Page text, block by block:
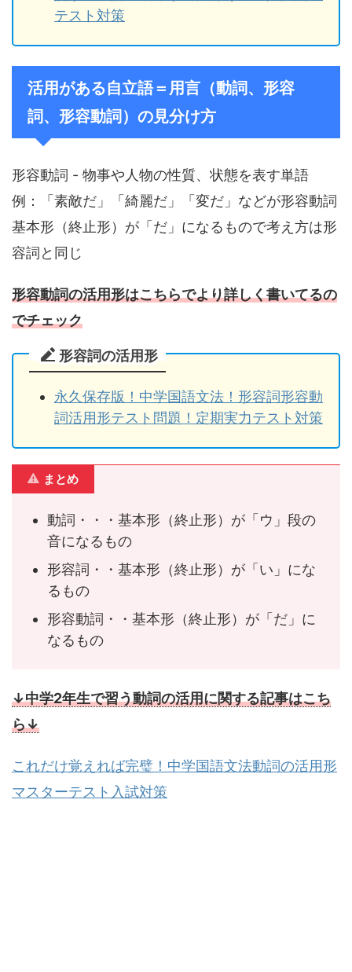
テスト対策
活用がある自立語＝用言（動詞、形容
詞、形容動詞）の見分け方
形容動詞 - 物事や人物の性質、状態を表す単語
例：「素敵だ」「綺麗だ」「変だ」などが形容動詞
基本形（終止形）が「だ」になるもので考え方は形
容詞と同じ
形容動詞の活用形はこちらでより詳しく書いてるの
でチェック
形容詞の活用形
永久保存版！中学国語文法！形容詞形容動
詞活用形テスト問題！定期実力テスト対策
まとめ
動詞・・・基本形（終止形）が「ウ」段の
音になるもの
形容詞・・基本形（終止形）が「い」にな
るもの
形容動詞・・基本形（終止形）が「だ」に
なるもの
↓中学2年生で習う動詞の活用に関する記事はこち
ら↓
これだけ覚えれば完璧！中学国語文法動詞の活用形
マスターテスト入試対策